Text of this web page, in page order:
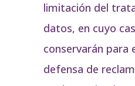
limitación del
datos, en cuyo
conservarán para
defensa de